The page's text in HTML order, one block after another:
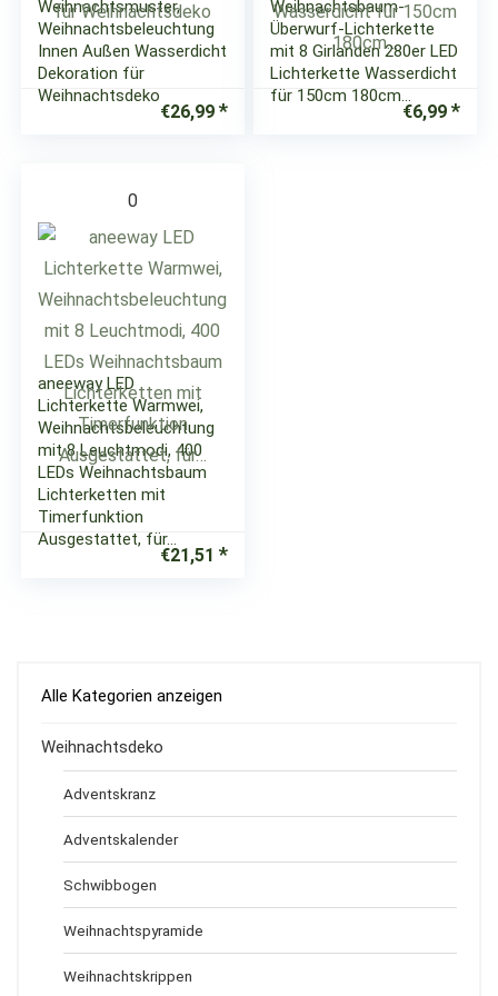
Weihnachtsmuster,
Weihnachtsbeleuchtung
Innen Außen Wasserdicht
Dekoration für
Weihnachtsdeko
€26,99
Weihnachtsbaum-
Überwurf-Lichterkette
mit 8 Girlanden 280er LED
Lichterkette Wasserdicht
für 150cm 180cm…
€6,99
0
aneeway LED
Lichterkette Warmwei,
Weihnachtsbeleuchtung
mit 8 Leuchtmodi, 400
LEDs Weihnachtsbaum
Lichterketten mit
Timerfunktion
Ausgestattet, für…
€21,51
Alle Kategorien anzeigen
Weihnachtsdeko
Adventskranz
Adventskalender
Schwibbogen
Weihnachtspyramide
Weihnachtskrippen